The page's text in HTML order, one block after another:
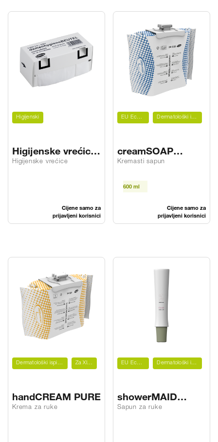
Higijenski
Higijenske vrećice
za žene
Higijenske vrećice
Cijene samo za
prijavljeni korisnici
EU Ecolabel Dermatološki ispitano
creamSOAP
PREMIUM
Kremasti sapun
600 ml
Cijene samo za
prijavljeni korisnici
Dermatološki ispitano Za XIBU
handCREAM PURE
Krema za ruke
EU Ecolabel Dermatološki ispitano
showerMAID
handSOAP rose
Sapun za ruke